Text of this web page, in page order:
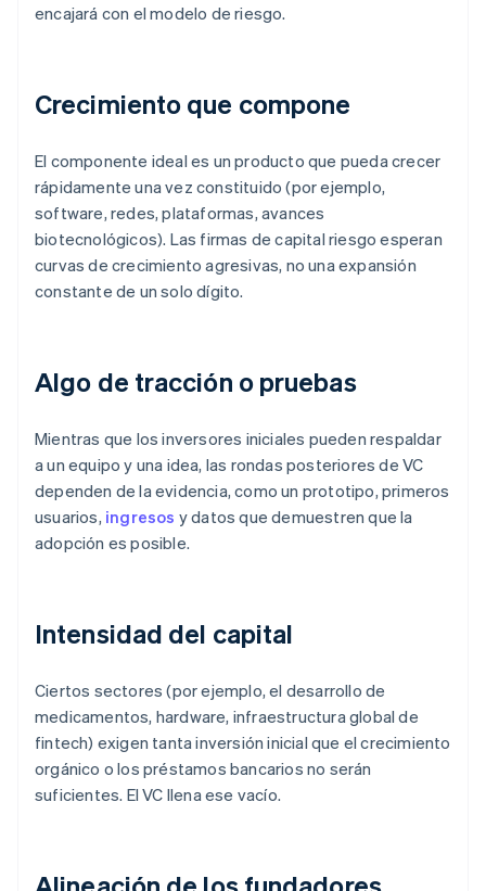
encajará con el modelo de riesgo.
Crecimiento que compone
El componente ideal es un producto que pueda crecer
rápidamente una vez constituido (por ejemplo,
software, redes, plataformas, avances
biotecnológicos). Las firmas de capital riesgo esperan
curvas de crecimiento agresivas, no una expansión
constante de un solo dígito.
Algo de tracción o pruebas
Mientras que los inversores iniciales pueden respaldar
a un equipo y una idea, las rondas posteriores de VC
dependen de la evidencia, como un prototipo, primeros
usuarios, ingresos y datos que demuestren que la
adopción es posible.
Intensidad del capital
Ciertos sectores (por ejemplo, el desarrollo de
medicamentos, hardware, infraestructura global de
fintech) exigen tanta inversión inicial que el crecimiento
orgánico o los préstamos bancarios no serán
suficientes. El VC llena ese vacío.